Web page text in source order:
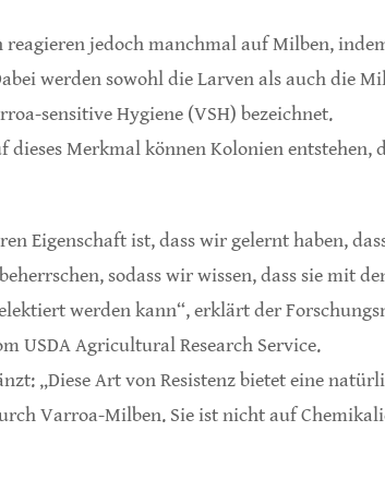
jedoch manchmal auf Milben,
werden sowohl die Larven als auch die
sensitive Hygiene (VSH) bezeichnet.
dieses Merkmal können Kolonien entstehen,
Eigenschaft ist, dass wir gelernt haben,
sodass wir wissen, dass sie mit
werden kann“, erklärt der
USDA Agricultural Research Service.
„Diese Art von Resistenz bietet eine
Varroa-Milben. Sie ist nicht auf